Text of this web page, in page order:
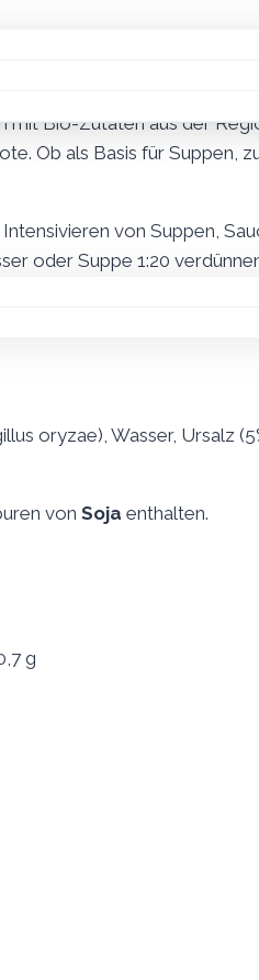
in Bio Qualität. Das
verwendet werden kann.
Bio-Zutaten aus der
Ob als Basis für Suppen,
von Suppen,
oder Suppe 1:20
oryzae), Wasser, Ursalz
von Soja enthalten.
g